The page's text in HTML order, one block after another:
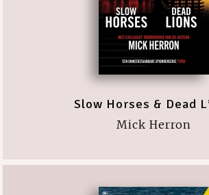
Slow Horses & Dead
Mick Herron